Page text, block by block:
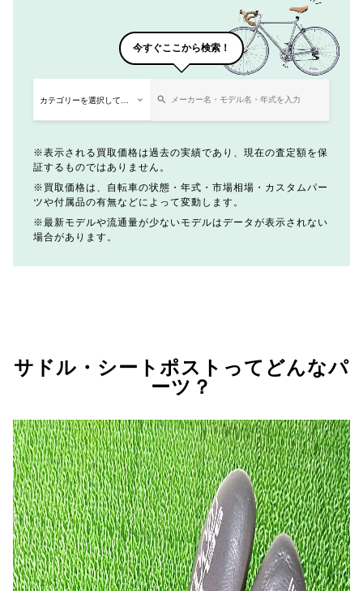
今すぐここから検索！
表示される買取価格は過去の実績であり、現在の査定額を保
証するものではありません。
買取価格は、自転車の状態・年式・市場相場・カスタムパー
ツや付属品の有無などによって変動します。
最新モデルや流通量が少ないモデルはデータが表示されない
場合があります。
サドル・シートポストってどんなパ
ーツ？